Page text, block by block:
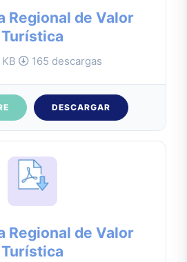
Regional de Valor
Turística
165 descargas
DESCARGAR
Regional de Valor
Turística